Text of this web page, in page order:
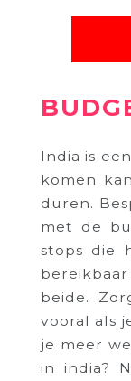
India is
komen
duren.
met de
stops die
beide.
vooral als
je meer
in india?